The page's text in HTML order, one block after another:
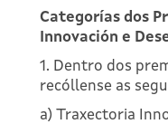
Categorías dos
Innovación e
1. Dentro dos
recóllense as
a) Traxectoria